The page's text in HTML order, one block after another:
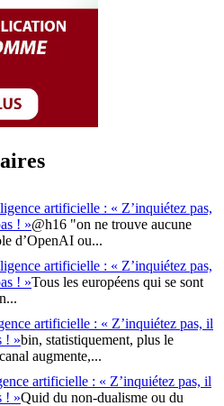
artificielle : « Z’inquiétez pas,
! »@h16 "on ne trouve aucune
d’OpenAI ou...
artificielle : « Z’inquiétez pas,
! »Tous les européens qui se sont
artificielle : « Z’inquiétez pas, il
! »bin, statistiquement, plus le
augmente,...
artificielle : « Z’inquiétez pas, il
! »Quid du non-dualisme ou du